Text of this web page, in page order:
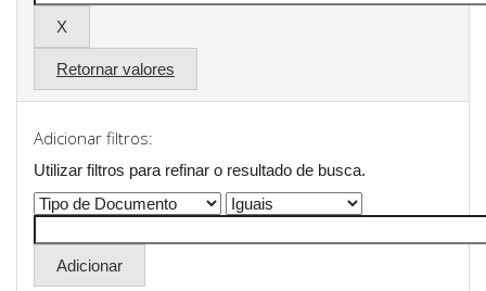
Retornar valores
Adicionar filtros:
Utilizar filtros para refinar o resultado de busca.